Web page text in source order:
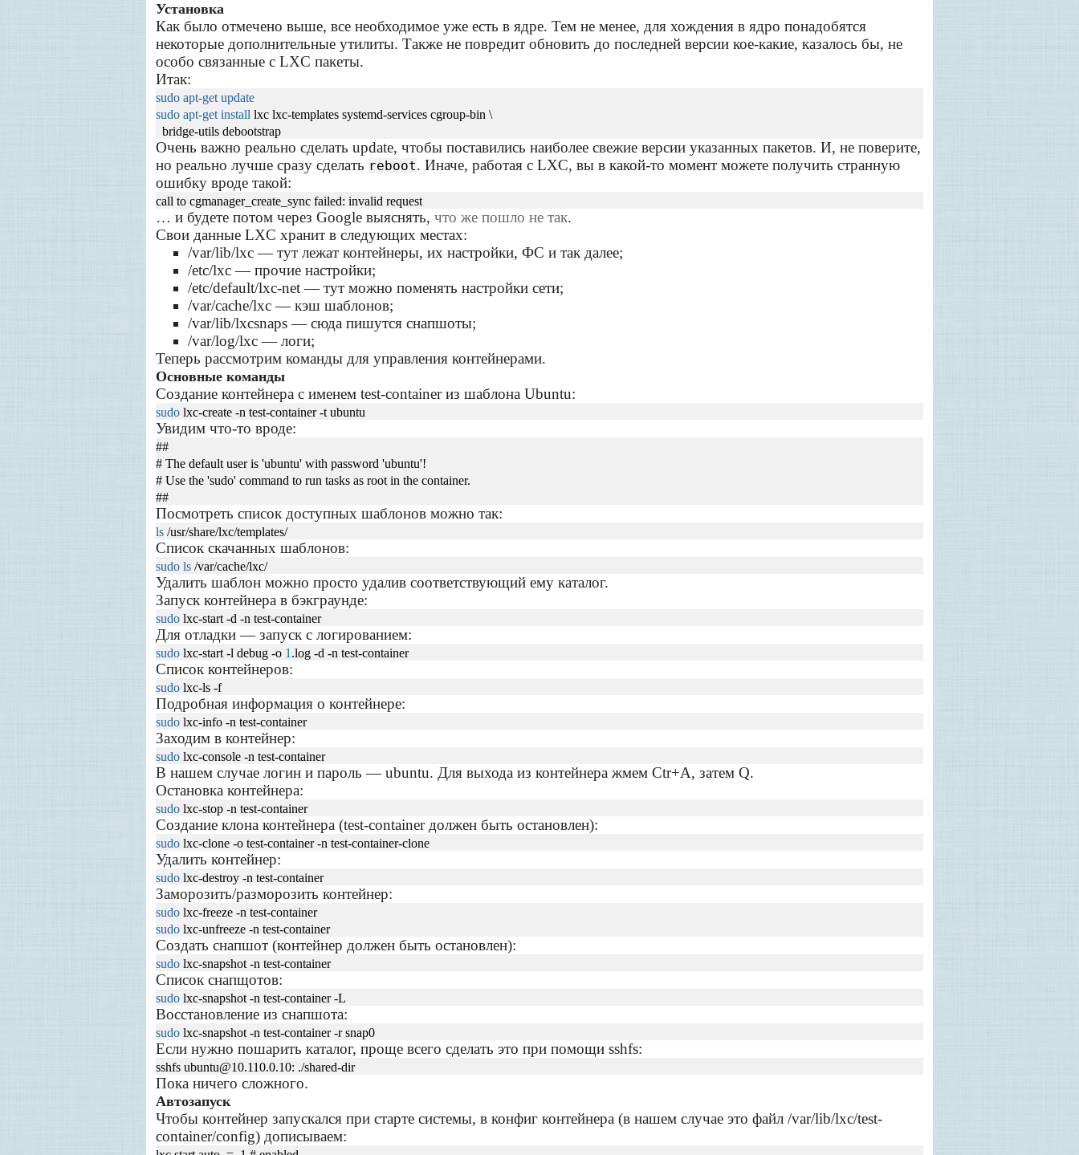
Установка
Как было отмечено выше, все необходимое уже есть в ядре. Тем не менее, для хождения в ядро понадобятся
некоторые дополнительные утилиты. Также не повредит обновить до последней версии кое-какие, казалось бы, не
особо связанные с LXC пакеты.
Итак:
sudo apt-get update
sudo apt-get install lxc lxc-templates systemd-services cgroup-bin \
bridge-utils debootstrap
Очень важно реально сделать update, чтобы поставились наиболее свежие версии указанных пакетов. И, не поверите,
но реально лучше сразу сделать reboot. Иначе, работая с LXC, вы в какой-то момент можете получить странную
ошибку вроде такой:
call to cgmanager_create_sync failed: invalid request
… и будете потом через Google выяснять, что же пошло не так.
Свои данные LXC хранит в следующих местах:
/var/lib/lxc — тут лежат контейнеры, их настройки, ФС и так далее;
/etc/lxc — прочие настройки;
/etc/default/lxc-net — тут можно поменять настройки сети;
/var/cache/lxc — кэш шаблонов;
/var/lib/lxcsnaps — сюда пишутся снапшоты;
/var/log/lxc — логи;
Теперь рассмотрим команды для управления контейнерами.
Основные команды
Создание контейнера с именем test-container из шаблона Ubuntu:
sudo lxc-create -n test-container -t ubuntu
Увидим что-то вроде:
##
# The default user is 'ubuntu' with password 'ubuntu'!
# Use the 'sudo' command to run tasks as root in the container.
##
Посмотреть список доступных шаблонов можно так:
ls /usr/share/lxc/templates/
Список скачанных шаблонов:
sudo ls /var/cache/lxc/
Удалить шаблон можно просто удалив соответствующий ему каталог.
Запуск контейнера в бэкграунде:
sudo lxc-start -d -n test-container
Для отладки — запуск с логированием:
sudo lxc-start -l debug -o 1 .log -d -n test-container
Список контейнеров:
sudo lxc-ls -f
Подробная информация о контейнере:
sudo lxc-info -n test-container
Заходим в контейнер:
sudo lxc-console -n test-container
В нашем случае логин и пароль — ubuntu. Для выхода из контейнера жмем Ctr+A, затем Q.
Остановка контейнера:
sudo lxc-stop -n test-container
Создание клона контейнера (test-container должен быть остановлен):
sudo lxc-clone -o test-container -n test-container-clone
Удалить контейнер:
sudo lxc-destroy -n test-container
Заморозить/разморозить контейнер:
sudo lxc-freeze -n test-container
sudo lxc-unfreeze -n test-container
Создать снапшот (контейнер должен быть остановлен):
sudo lxc-snapshot -n test-container
Список снапщотов:
sudo lxc-snapshot -n test-container -L
Восстановление из снапшота:
sudo lxc-snapshot -n test-container -r snap0
Если нужно пошарить каталог, проще всего сделать это при помощи sshfs:
sshfs ubuntu@10.110.0.10: ./shared-dir
Пока ничего сложного.
Автозапуск
Чтобы контейнер запускался при старте системы, в конфиг контейнера (в нашем случае это файл /var/lib/lxc/test-
container/config) дописываем: